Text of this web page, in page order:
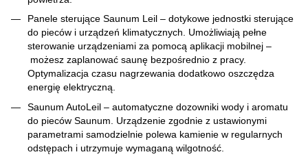
Panele sterujące Saunum Leil – dotykowe jednostki sterujące
do pieców i urządzeń klimatycznych. Umożliwiają pełne
sterowanie urządzeniami za pomocą aplikacji mobilnej –
możesz zaplanować saunę bezpośrednio z pracy.
Optymalizacja czasu nagrzewania dodatkowo oszczędza
energię elektryczną.
Saunum AutoLeil – automatyczne dozowniki wody i aromatu
do pieców Saunum. Urządzenie zgodnie z ustawionymi
parametrami samodzielnie polewa kamienie w regularnych
odstępach i utrzymuje wymaganą wilgotność.